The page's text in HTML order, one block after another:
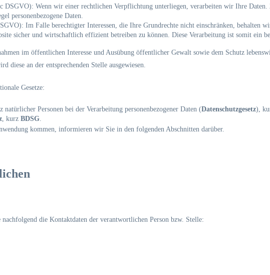
DSGVO): Wenn wir einer rechtlichen Verpflichtung unterliegen, verarbeiten wir Ihre
personenbezogene Daten.
Im Falle berechtigter Interessen, die Ihre Grundrechte nicht einschränken, behalten
sicher und wirtschaftlich effizient betreiben zu können. Diese Verarbeitung ist somit ein
im öffentlichen Interesse und Ausübung öffentlicher Gewalt sowie dem Schutz
diese an der entsprechenden Stelle ausgewiesen.
Gesetze:
natürlicher Personen bei der Verarbeitung personenbezogener Daten (Datenschutzgesetz),
, kurz BDSG.
kommen, informieren wir Sie in den folgenden Abschnitten darüber.
die Kontaktdaten der verantwortlichen Person bzw. Stelle: